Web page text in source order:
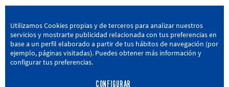
SD AMOREBIETA
San Miguel Kalea, 16, 48340 Amorebieta, Bizkaia
946 604 751 | sda@sdamorebieta.eus
Utilizamos Cookies propias y de terceros para analizar nuestros
servicios y mostrarte publicidad relacionada con tus preferencias en
base a un perfil elaborado a partir de tus hábitos de navegación (por
ejemplo, páginas visitadas). Puedes obtener más información y
configurar tus preferencias.
CONFIGURAR